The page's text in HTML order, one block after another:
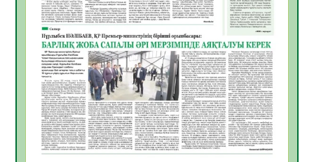
Open Air: Қызылорда облысы полиция
департаменті 20 мыңнан астам
көрерменнің қауіпсіздігін қамтамасыз етті
06.08.2026
41
ҚЫЗЫЛОРДАДА «САНАЛЫ ҰРПАҚ –
ЖАРҚЫН БОЛАШАҚ» АТТЫ КЕҢЕЙТІЛГЕН
МӘЖІЛІС ӨТТІ
05.08.2026
43
Қазақстан Орталық Азиядағы көшуге ең